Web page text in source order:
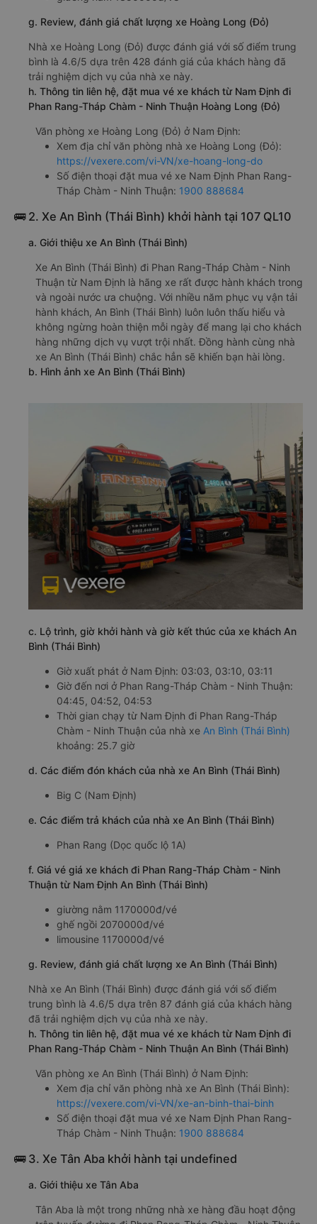
g. Review, đánh giá chất lượng xe Hoàng Long (Đỏ)
Nhà xe Hoàng Long (Đỏ) được đánh giá với số điểm trung
bình là 4.6/5 dựa trên 428 đánh giá của khách hàng đã
trải nghiệm dịch vụ của nhà xe này.
h. Thông tin liên hệ, đặt mua vé xe khách từ Nam Định đi
Phan Rang-Tháp Chàm - Ninh Thuận Hoàng Long (Đỏ)
Văn phòng xe Hoàng Long (Đỏ) ở Nam Định:
Xem địa chỉ văn phòng nhà xe Hoàng Long (Đỏ):
https://vexere.com/vi-VN/xe-hoang-long-do
Số điện thoại đặt mua vé xe Nam Định Phan Rang-
Tháp Chàm - Ninh Thuận: 1900 888684
🚌 2. Xe An Bình (Thái Bình) khởi hành tại 107 QL10
a. Giới thiệu xe An Bình (Thái Bình)
Xe An Bình (Thái Bình) đi Phan Rang-Tháp Chàm - Ninh
Thuận từ Nam Định là hãng xe rất được hành khách trong
và ngoài nước ưa chuộng. Với nhiều năm phục vụ vận tải
hành khách, An Bình (Thái Bình) luôn luôn thấu hiểu và
không ngừng hoàn thiện mỗi ngày để mang lại cho khách
hàng những dịch vụ vượt trội nhất. Đồng hành cùng nhà
xe An Bình (Thái Bình) chắc hẳn sẽ khiến bạn hài lòng.
b. Hình ảnh xe An Bình (Thái Bình)
c. Lộ trình, giờ khởi hành và giờ kết thúc của xe khách An
Bình (Thái Bình)
Giờ xuất phát ở Nam Định: 03:03, 03:10, 03:11
Giờ đến nơi ở Phan Rang-Tháp Chàm - Ninh Thuận:
04:45, 04:52, 04:53
Thời gian chạy từ Nam Định đi Phan Rang-Tháp
Chàm - Ninh Thuận của nhà xe An Bình (Thái Bình)
khoảng: 25.7 giờ
d. Các điểm đón khách của nhà xe An Bình (Thái Bình)
Big C (Nam Định)
e. Các điểm trả khách của nhà xe An Bình (Thái Bình)
Phan Rang (Dọc quốc lộ 1A)
f. Giá vé giá xe khách đi Phan Rang-Tháp Chàm - Ninh
Thuận từ Nam Định An Bình (Thái Bình)
giường nằm 1170000đ/vé
ghế ngồi 2070000đ/vé
limousine 1170000đ/vé
g. Review, đánh giá chất lượng xe An Bình (Thái Bình)
Nhà xe An Bình (Thái Bình) được đánh giá với số điểm
trung bình là 4.6/5 dựa trên 87 đánh giá của khách hàng
đã trải nghiệm dịch vụ của nhà xe này.
h. Thông tin liên hệ, đặt mua vé xe khách từ Nam Định đi
Phan Rang-Tháp Chàm - Ninh Thuận An Bình (Thái Bình)
Văn phòng xe An Bình (Thái Bình) ở Nam Định:
Xem địa chỉ văn phòng nhà xe An Bình (Thái Bình):
https://vexere.com/vi-VN/xe-an-binh-thai-binh
Số điện thoại đặt mua vé xe Nam Định Phan Rang-
Tháp Chàm - Ninh Thuận: 1900 888684
🚌 3. Xe Tân Aba khởi hành tại undefined
a. Giới thiệu xe Tân Aba
Tân Aba là một trong những nhà xe hàng đầu hoạt động